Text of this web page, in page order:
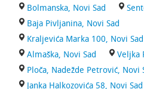
Bolmanska, Novi Sad
Baja Pivljanina, Novi Sad
Kraljevića Marka 100, Novi Sad
Almaška, Novi Sad
Veljka
Ploča, Nadežde Petrović, Novi
Janka Halkozovića 58, Novi Sad